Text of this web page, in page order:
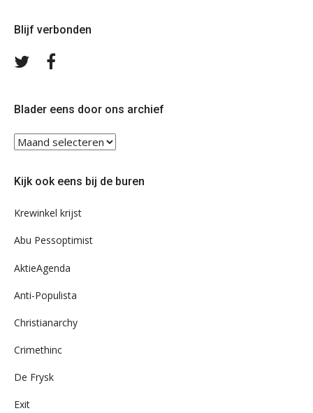
Blijf verbonden
Volg
Blader eens door ons archief
Blader
ons
Kijk ook eens bij de buren
Krewinkel krijst
Abu Pessoptimist
AktieAgenda
Anti-Populista
Christianarchy
Crimethinc
De Frysk
Exit